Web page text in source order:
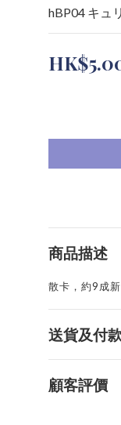
hBP04 キュ
商品描述
散卡，約9成新
送貨及付
顧客評價